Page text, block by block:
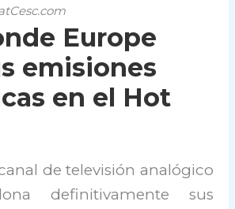
Europe
emisiones
en el Hot
de televisión analógico
definitivamente sus